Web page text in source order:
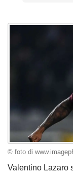
© foto di
Valentino Lazaro